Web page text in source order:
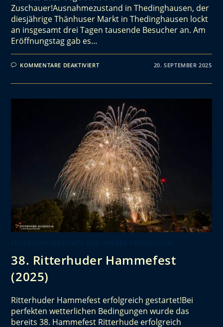
Zuschauer!Ausnahmezustand in Thedinghausen, der
diesjährige Thänhuser Markt in Thedinghausen lockt
an insgesamt drei Tagen tausende Besucher an. Am
Eröffnungstag gab es…
KOMMENTARE DEAKTIVIERT 20. SEPTEMBER 2025
38. Ritterhuder Hammefest
(2025)
Ritterhuder Hammefest erfolgreich gestartet!Bei
perfekten wetterlichen Bedingungen wurde das
bereits 38. Hammefest Ritterhude erfolgreich